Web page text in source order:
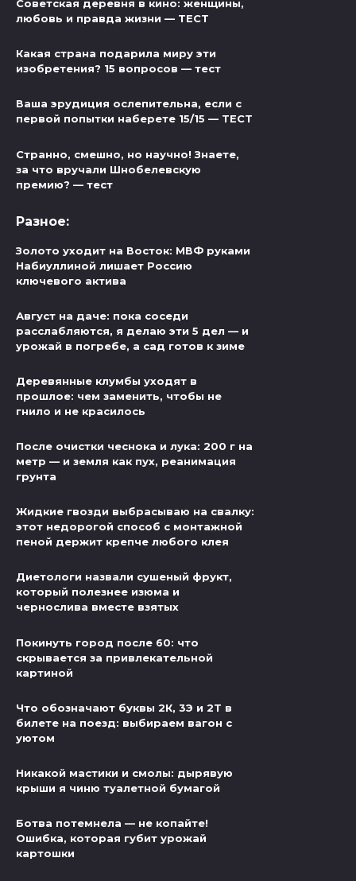
Советская деревня в кино: женщины,
любовь и правда жизни — ТЕСТ
Какая страна подарила миру эти
изобретения? 15 вопросов — тест
Ваша эрудиция ослепительна, если с
первой попытки наберете 15/15 — ТЕСТ
Странно, смешно, но научно! Знаете,
за что вручали Шнобелевскую
премию? — тест
Разное:
Золото уходит на Восток: МВФ руками
Набиуллиной лишает Россию
ключевого актива
Август на даче: пока соседи
расслабляются, я делаю эти 5 дел — и
урожай в погребе, а сад готов к зиме
Деревянные клумбы уходят в
прошлое: чем заменить, чтобы не
гнило и не красилось
После очистки чеснока и лука: 200 г на
метр — и земля как пух, реанимация
грунта
Жидкие гвозди выбрасываю на свалку:
этот недорогой способ с монтажной
пеной держит крепче любого клея
Диетологи назвали сушеный фрукт,
который полезнее изюма и
чернослива вместе взятых
Покинуть город после 60: что
скрывается за привлекательной
картиной
Что обозначают буквы 2К, 3Э и 2Т в
билете на поезд: выбираем вагон с
уютом
Никакой мастики и смолы: дырявую
крыши я чиню туалетной бумагой
Ботва потемнела — не копайте!
Ошибка, которая губит урожай
картошки